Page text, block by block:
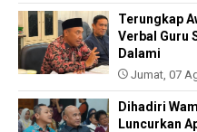
Terungkap
Verbal Guru
Dalami
Jumat, 07
Dihadiri
Luncurkan